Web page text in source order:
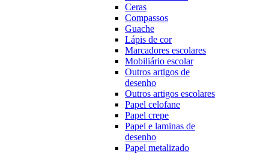
Ceras
Compassos
Guache
Lápis de cor
Marcadores escolares
Mobiliário escolar
Outros artigos de
desenho
Outros artigos escolares
Papel celofane
Papel crepe
Papel e laminas de
desenho
Papel metalizado